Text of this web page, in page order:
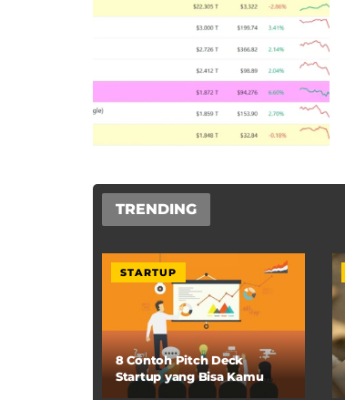
TRENDING
STARTUP
8 Contoh Pitch Deck
Startup yang Bisa Kamu